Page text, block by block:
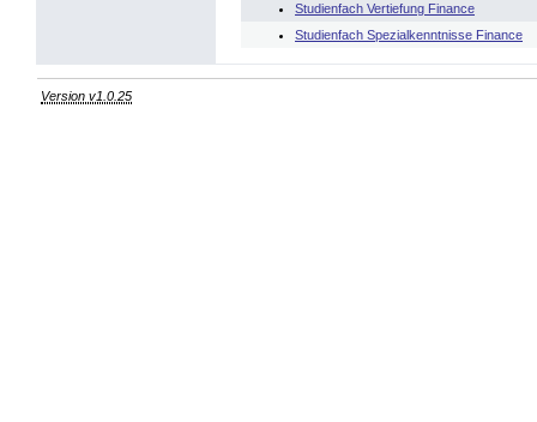
Studienfach Vertiefung Finance
Studienfach Spezialkenntnisse Finance
Version v1.0.25